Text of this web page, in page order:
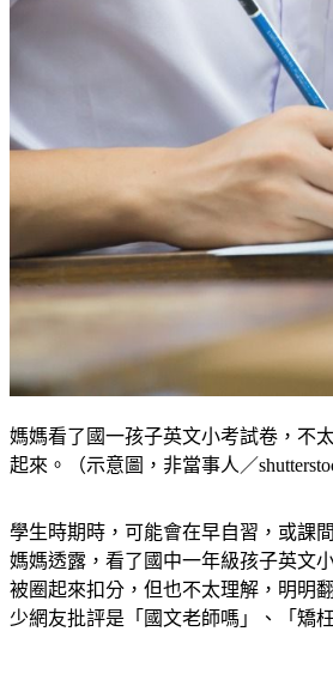
媽媽看了國一孩子英文小考試卷，不
起來。（示意圖，非當事人／
學生時期時，可能會在早自習，或課
媽媽透露，看了國中一年級孩子英文
被圈起來扣分，但也不太理解，明明
少網友批評是「國文老師嗎」、「矯